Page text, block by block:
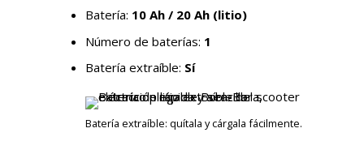
Batería: 10 Ah / 20 Ah (litio)
Número de baterías: 1
Batería extraíble: Sí
Batería extraíble: quítala y cárgala fácilmente.